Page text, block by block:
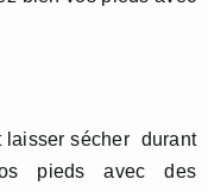
laisser sécher durant
pieds avec des